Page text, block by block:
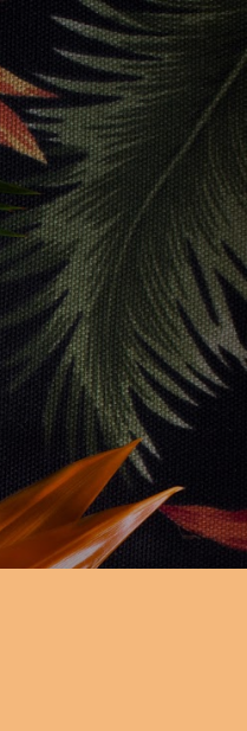
การพิจารณาอนุญาตและ